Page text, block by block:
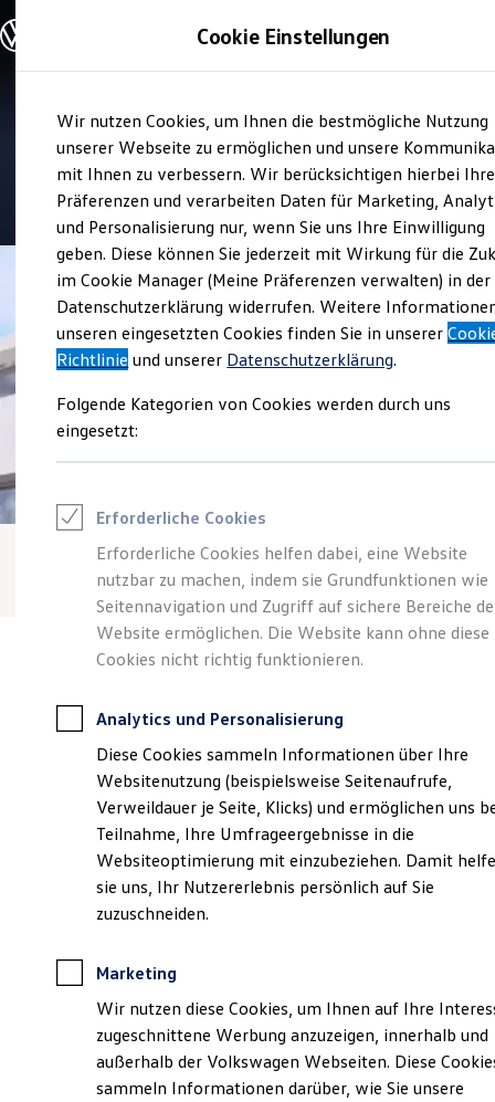
Hauptinhalt
springen
Footer
springen
Modelle und Konfigurator
Modelle vergleichen
Elektroautos
ENERGY Sondermodelle
Nutzfahrzeuge
SUV und CUV
Familienautos
Kombis
Kompaktwagen
Sportwagen
Schnell verfügbare Fahrzeuge
Angebote und Produkte
Aktuelle Angebote
E-Auto-Förderung
Volkswagen Marktplatz
Junge Gebrauchtwagen und Gebrauchtwagen
Volkswagen Zertifizierte Gebrauchtwagen
Zubehör- und Serviceangebote
Leasing
Leasing-Angebote
Gebrauchtwagen Leasing
Junge Gebrauchtwagen-Leasing
Elektroauto Leasing
Kleinwagen-Leasing
Leasing ohne Anzahlung
Finanzierung
Kfz-Versicherung
Restschuldversicherungen
Garantien
Wartungsverträge
Geschäftskunden
Professional Class bei Volkswagen
Großkunden
Behörden
Direktkunden
Sonderfahrzeuge
Anpfiff zum Gewinn
Elektroautos
ID. Tutorials
Elektrofahrzeugkonzepte
Reichweite
Reichweite der ID. Modelle
Reichweite im Winter
Verkauf und Service
Autohaus Klein
4.8| 1714 Bewertungen
Verantwortlich für die Inhalte auf dieser Seite ist die Hermann
Klein GmbH & Co. KG (Impressum & Rechtliches)
Niedervellmarsche Straße 25 A, 34233 Fuldatal
info@autohaus-klein.de
Montag
Sonntag
Geschlossen
Cookie Einstellungen
Wir nutzen Cookies, um Ihnen die bestmögliche Nutzung
unserer Webseite zu ermöglichen und unsere
mit Ihnen zu verbessern. Wir berücksichtigen hierbei Ihre
Präferenzen und verarbeiten Daten für Marketing,
und Personalisierung nur, wenn Sie uns Ihre Einwilligung
geben. Diese können Sie jederzeit mit Wirkung für die
im Cookie Manager (Meine Präferenzen verwalten) in der
Datenschutzerklärung widerrufen. Weitere
unseren eingesetzten Cookies finden Sie in unserer
Richtlinie und unserer Datenschutzerklärung.
Folgende Kategorien von Cookies werden durch uns
eingesetzt:
Erforderliche Cookies
Erforderliche Cookies helfen dabei, eine Website
nutzbar zu machen, indem sie Grundfunktionen wie
Seitennavigation und Zugriff auf sichere Bereiche
Website ermöglichen. Die Website kann ohne diese
Cookies nicht richtig funktionieren.
Analytics und Personalisierung
Diese Cookies sammeln Informationen über Ihre
Websitenutzung (beispielsweise Seitenaufrufe,
Verweildauer je Seite, Klicks) und ermöglichen uns
Teilnahme, Ihre Umfrageergebnisse in die
Websiteoptimierung mit einzubeziehen. Damit
sie uns, Ihr Nutzererlebnis persönlich auf Sie
zuzuschneiden.
Marketing
Wir nutzen diese Cookies, um Ihnen auf Ihre
zugeschnittene Werbung anzuzeigen, innerhalb und
außerhalb der Volkswagen Webseiten. Diese
sammeln Informationen darüber, wie Sie unsere